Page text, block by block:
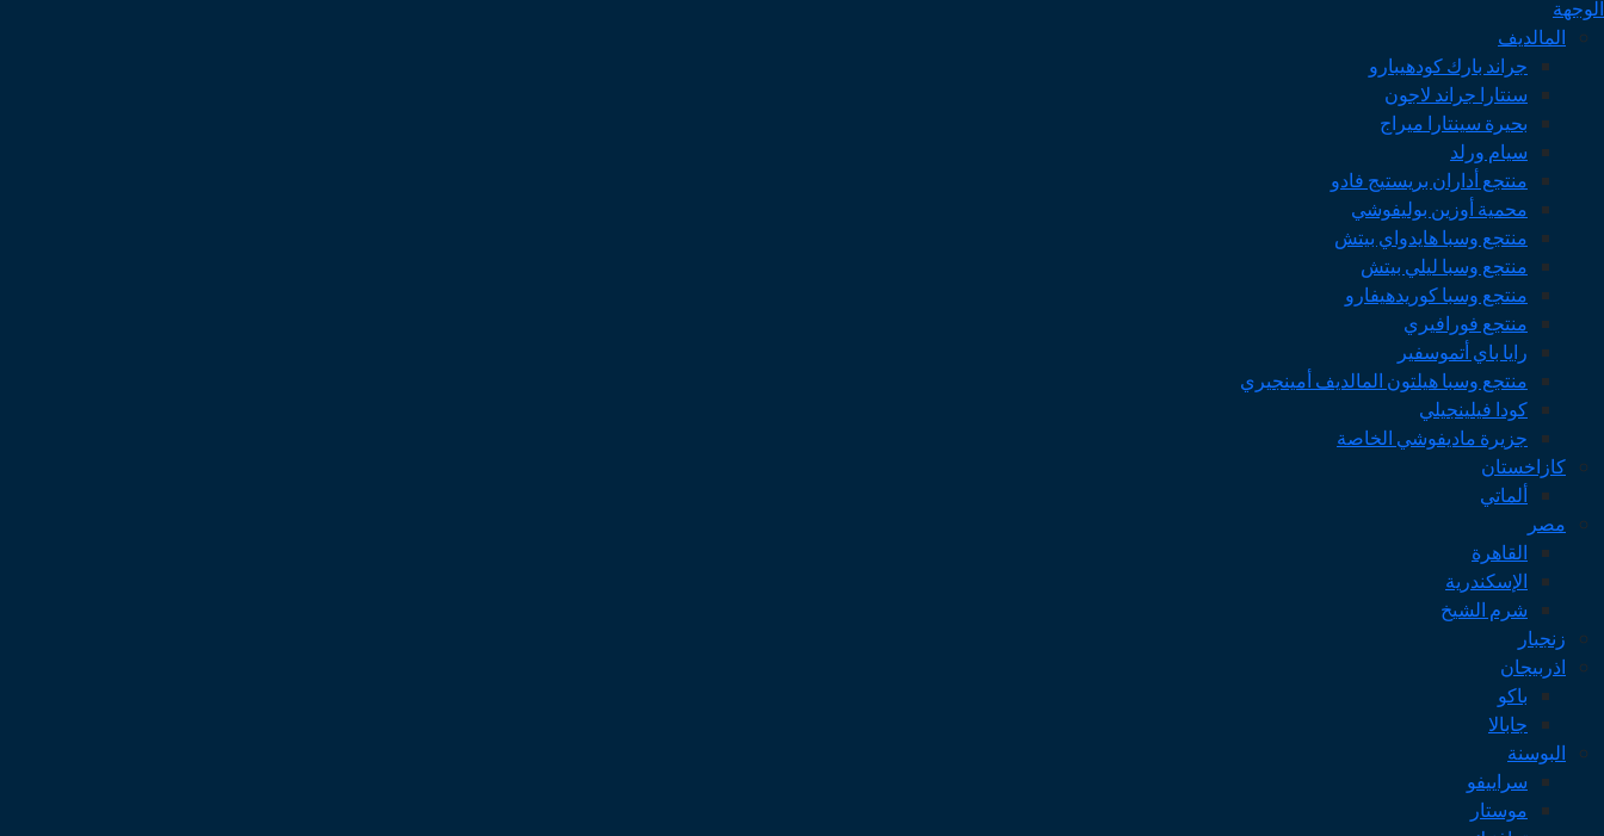
الوجهة
المالديف
جراند بارك كودهيبارو
سنتارا جراند لاجون
بحيرة سينتارا ميراج
سيام ورلد
منتجع أداران بريستيج فادو
محمية أوزين بوليفوشي
منتجع وسبا هايدواي بيتش
منتجع وسبا ليلي بيتش
منتجع وسبا كوريدهيفارو
منتجع فورافيري
رايا باي أتموسفير
منتجع وسبا هيلتون المالديف أمينجيري
كودا فيلينجيلي
جزيرة ماديفوشي الخاصة
كازاخستان
ألماتي
مصر
القاهرة
الإسكندرية
شرم الشيخ
زنجبار
اذربيجان
باكو
جابالا
البوسنة
سراييفو
موستار